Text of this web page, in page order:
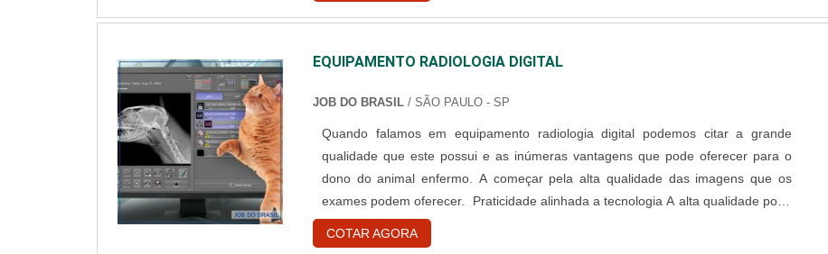
cronogramas de cali....
EQUIPAMENTO RADIOLOGIA DIGITAL
JOB DO BRASIL/ SÃO PAULO - SP
Quando falamos em equipamento radiologia digital podemos citar a grande
qualidade que este possui e as inúmeras vantagens que pode oferecer para o
dono do animal enfermo. A começar pela alta qualidade das imagens que os
exames podem oferecer. Praticidade alinhada a tecnologia A alta qualidade pode
ser vista em monitores, com alta resolução. Além disso, as imagens obtidas com
o exame de radiologia podem ser encaminhadas para e-mails e nuvens, evi....
COTAR AGORA